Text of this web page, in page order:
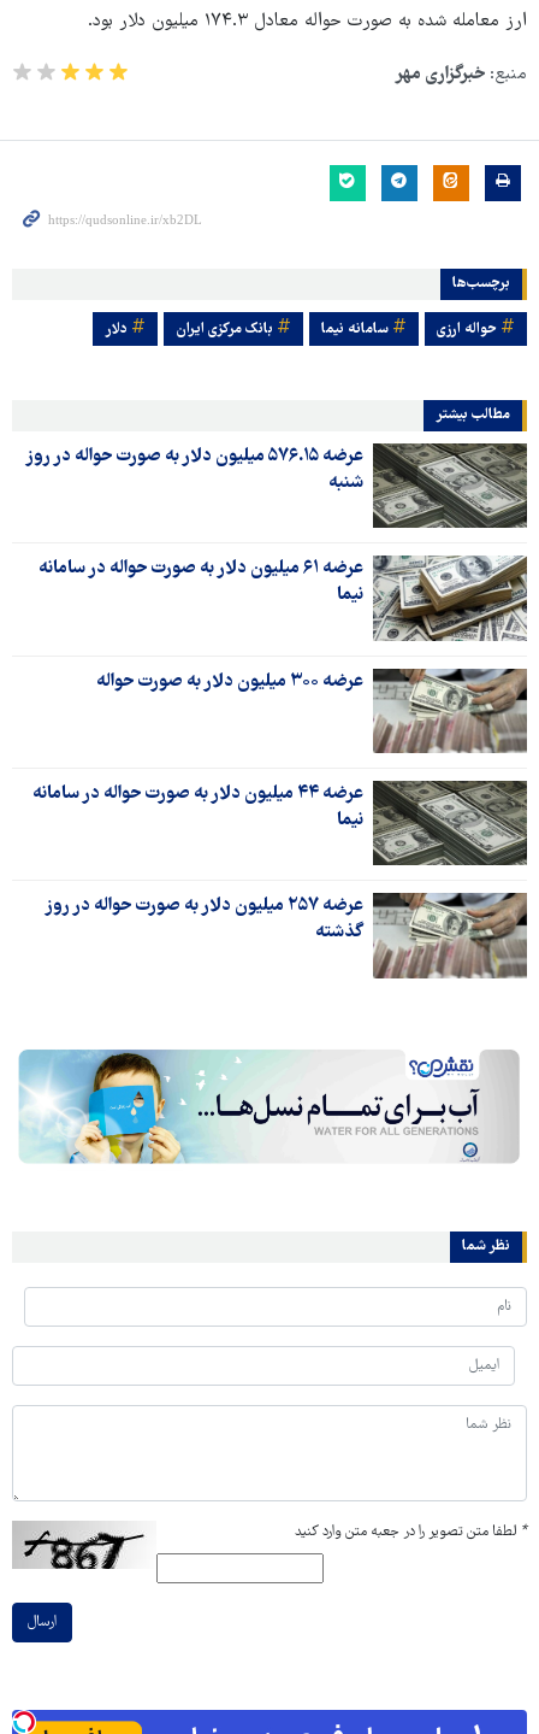
ارز معامله شده به صورت حواله معادل ۱۷۴.۳ میلیون دلار بود.
منبع: خبرگزاری مهر
برچسب‌ها
حواله ارزی سامانه نیما بانک مرکزی ایران دلار
مطالب بیشتر
عرضه ۵۷۶.۱۵ میلیون دلار به صورت حواله در روز
شنبه
عرضه ۶۱ میلیون دلار به صورت حواله در سامانه
نیما
عرضه ۳۰۰ میلیون دلار به صورت حواله
عرضه ۴۴ میلیون دلار به صورت حواله در سامانه
نیما
عرضه ۲۵۷ میلیون دلار به صورت حواله در روز
گذشته
نظر شما
* لطفا متن تصویر را در جعبه متن وارد کنید
ارسال